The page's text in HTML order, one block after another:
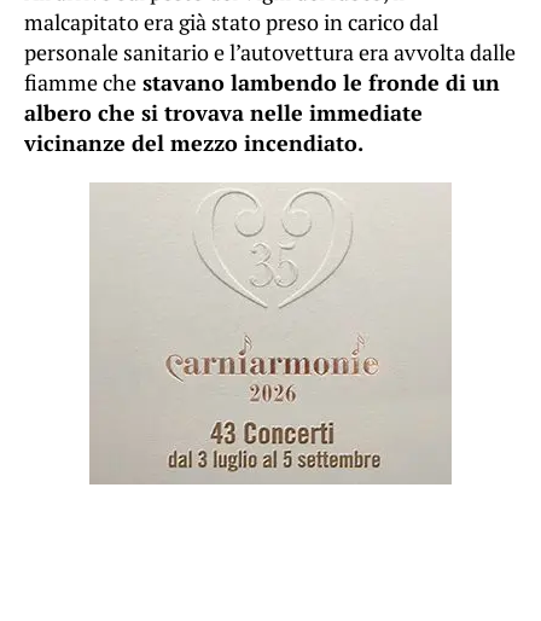
malcapitato era già stato preso in carico dal
personale sanitario e l’autovettura era avvolta dalle
fiamme che stavano lambendo le fronde di un
albero che si trovava nelle immediate
vicinanze del mezzo incendiato.